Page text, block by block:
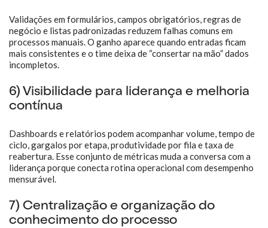
Validações em formulários, campos obrigatórios, regras de
negócio e listas padronizadas reduzem falhas comuns em
processos manuais. O ganho aparece quando entradas ficam
mais consistentes e o time deixa de “consertar na mão” dados
incompletos.
6) Visibilidade para liderança e melhoria
contínua
Dashboards e relatórios podem acompanhar volume, tempo de
ciclo, gargalos por etapa, produtividade por fila e taxa de
reabertura. Esse conjunto de métricas muda a conversa com a
liderança porque conecta rotina operacional com desempenho
mensurável.
7) Centralização e organização do
conhecimento do processo